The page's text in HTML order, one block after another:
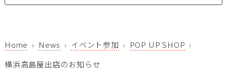
Home News イベント参加
POP UP SHOP
横浜高島屋出店のお知らせ